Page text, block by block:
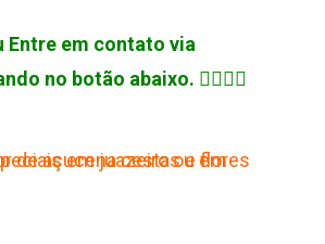
Entre em contato via
no botão abaixo. 👇🏽👇🏽